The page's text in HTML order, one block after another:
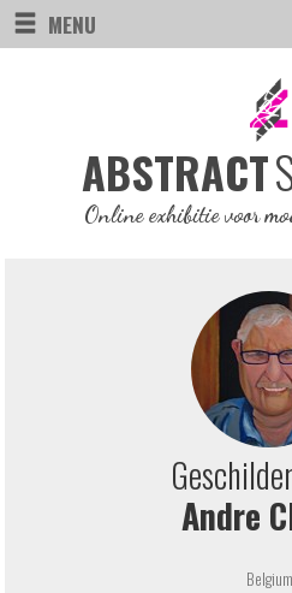
MENU
ABSTRACT
Online exhibitie voor
Andre
Belgium